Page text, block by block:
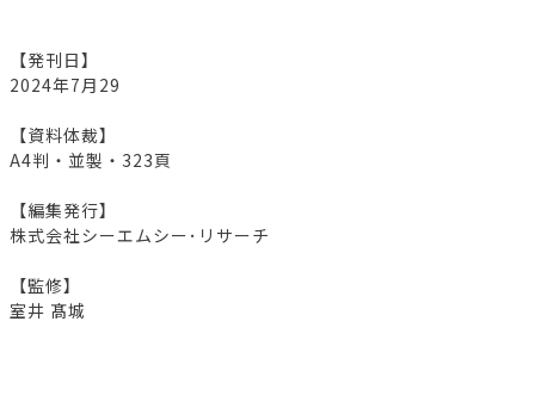
【発刊日】
2024年7月29
【資料体裁】
A4判・並製・323頁
【編集発行】
株式会社シーエムシー･リサーチ
【監修】
室井 髙城